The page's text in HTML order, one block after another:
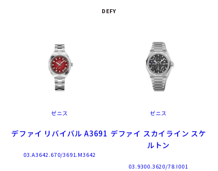
DEFY
ゼニス
デファイ リバイバル A3691
03.A3642.670/3691.M3642
ゼニス
デファイ スカイライン スケ
ルトン
03.9300.3620/78.I001